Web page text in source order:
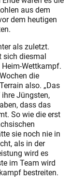
aus dem
dem heutigen
als zuletzt.
sich diesmal
Wettkampf.
die
also. „Das
Jüngsten,
dass das
So wie die erst
sie noch nie in
als in der
wird es
im Team wird
bestreiten.